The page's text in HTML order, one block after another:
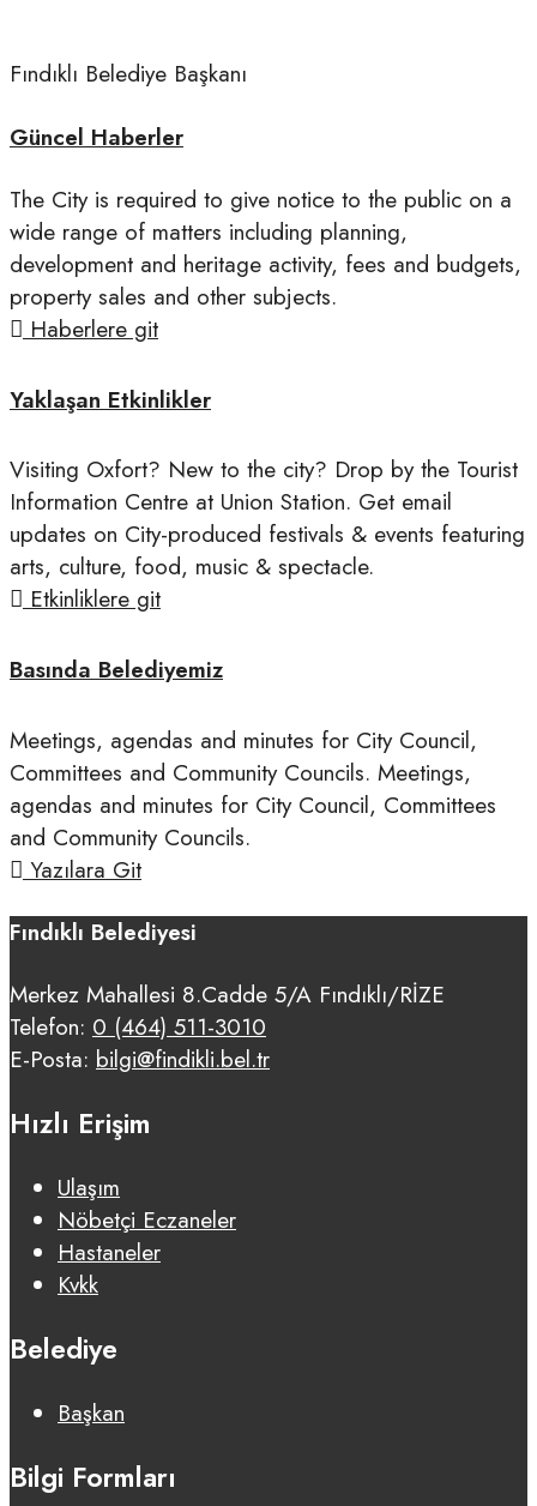
Fındıklı Belediye Başkanı
Güncel Haberler
The City is required to give notice to the public on a
wide range of matters including planning,
development and heritage activity, fees and budgets,
property sales and other subjects.
Haberlere git
Yaklaşan Etkinlikler
Visiting Oxfort? New to the city? Drop by the Tourist
Information Centre at Union Station. Get email
updates on City-produced festivals & events featuring
arts, culture, food, music & spectacle.
Etkinliklere git
Basında Belediyemiz
Meetings, agendas and minutes for City Council,
Committees and Community Councils. Meetings,
agendas and minutes for City Council, Committees
and Community Councils.
Yazılara Git
Fındıklı Belediyesi
Merkez Mahallesi 8.Cadde 5/A Fındıklı/RİZE
Telefon: 0 (464) 511-3010
E-Posta: bilgi@findikli.bel.tr
Hızlı Erişim
Ulaşım
Nöbetçi Eczaneler
Hastaneler
Kvkk
Belediye
Başkan
Bilgi Formları